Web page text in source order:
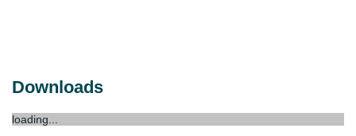
Downloads
loading...